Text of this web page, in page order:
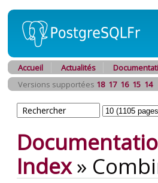
Accueil Actualités
Versions supportées 18 17 16 15 14
Index»